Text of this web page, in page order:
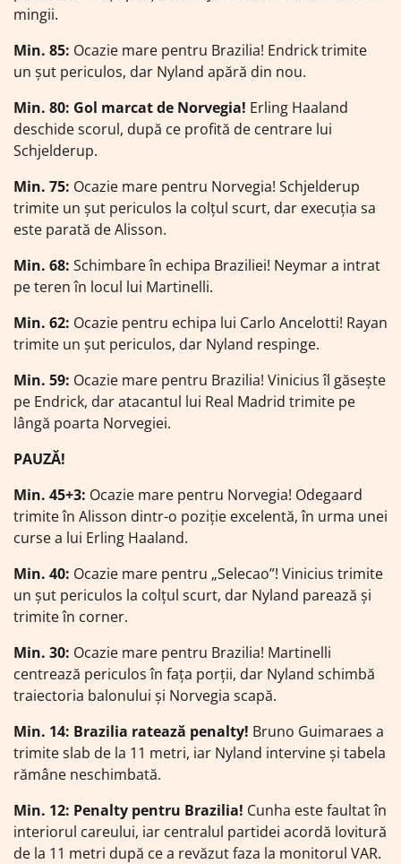
mingii.
Min. 85: Ocazie mare pentru Brazilia! Endrick trimite
un șut periculos, dar Nyland apără din nou.
Min. 80: Gol marcat de Norvegia! Erling Haaland
deschide scorul, după ce profită de centrare lui
Schjelderup.
Min. 75: Ocazie mare pentru Norvegia! Schjelderup
trimite un șut periculos la colțul scurt, dar execuția sa
este parată de Alisson.
Min. 68: Schimbare în echipa Braziliei! Neymar a intrat
pe teren în locul lui Martinelli.
Min. 62: Ocazie pentru echipa lui Carlo Ancelotti! Rayan
trimite un șut periculos, dar Nyland respinge.
Min. 59: Ocazie mare pentru Brazilia! Vinicius îl găsește
pe Endrick, dar atacantul lui Real Madrid trimite pe
lângă poarta Norvegiei.
PAUZĂ!
Min. 45+3: Ocazie mare pentru Norvegia! Odegaard
trimite în Alisson dintr-o poziție excelentă, în urma unei
curse a lui Erling Haaland.
Min. 40: Ocazie mare pentru „Selecao”! Vinicius trimite
un șut periculos la colțul scurt, dar Nyland parează și
trimite în corner.
Min. 30: Ocazie mare pentru Brazilia! Martinelli
centrează periculos în fața porții, dar Nyland schimbă
traiectoria balonului și Norvegia scapă.
Min. 14: Brazilia ratează penalty! Bruno Guimaraes a
trimite slab de la 11 metri, iar Nyland intervine și tabela
rămâne neschimbată.
Min. 12: Penalty pentru Brazilia! Cunha este faultat în
interiorul careului, iar centralul partidei acordă lovitură
de la 11 metri după ce a revăzut faza la monitorul VAR.